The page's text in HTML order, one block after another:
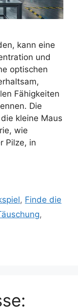
kann eine
und
optischen
Fähigkeiten
Die
kleine Maus
wie
Pilze, in
, Finde die
,